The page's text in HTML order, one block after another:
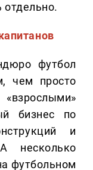
отдельно.
футбол
чем просто
бизнес по
и
несколько
футбольном